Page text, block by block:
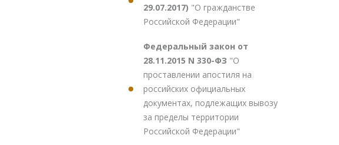
29.07.2017) "О гражданстве
Российской Федерации"
Федеральный закон от
28.11.2015 N 330-ФЗ "О
проставлении апостиля на
российских официальных
документах, подлежащих вывозу
за пределы территории
Российской Федерации"